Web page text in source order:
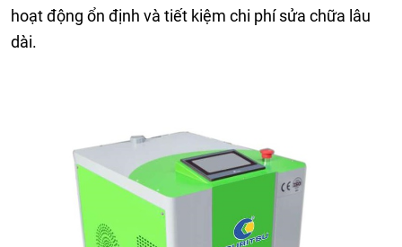
hoạt động ổn định và tiết kiệm chi phí sửa chữa lâu
dài.